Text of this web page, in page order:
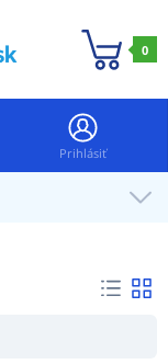
0
Prihlásiť